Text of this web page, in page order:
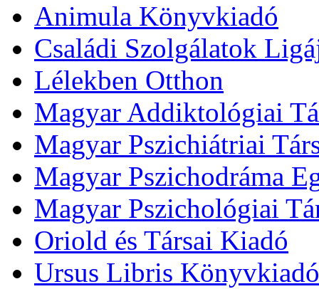
Animula Könyvkiadó
Családi Szolgálatok
Lélekben Otthon
Magyar Addiktológiai
Magyar Pszichiátriai
Magyar Pszichodráma
Magyar Pszichológiai
Oriold és Társai Kiadó
Ursus Libris Könyvkiadó